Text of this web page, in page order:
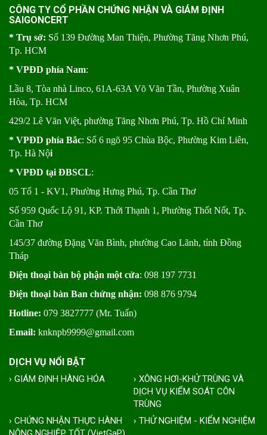
CÔNG TY CỔ PHẦN CHỨNG NHẬN VÀ GIÁM ĐỊNH
SAIGONCERT
* Trụ sở: Số 139 Đường Man Thiện, Phường Tăng Nhơn Phú,
Tp. HCM
* VPĐD phía Nam:
Lầu 8, Tòa nhà Linco, 61A-63A Võ Văn Tần, Phường Xuân
Hòa, Tp. HCM
429/2 Lê Văn Việt, phường Tăng Nhơn Phú, Tp. Hồ Chí Minh
* VPĐD phía Bắc: Số 6 ngõ 95 Chùa Bộc, Phường Kim Liên,
Tp. Hà Nội
* VPĐD tại ĐBSCL:
05 Tổ 1 - KV1, Phường Hưng Phú, Tp. Cần Thơ
Số 959 Quốc Lộ 91, KP. Thới Thạnh 1, Phường Thốt Nốt, Tp.
Cần Thơ
145/37 đường Đặng Văn Bình, phường Cao Lãnh, tỉnh Đồng
Tháp
Điện thoại bàn bộ phận một cửa: 098 197 7731
Điện thoại bàn Ban chứng nhận: 098 876 9794
Hotline: 079 3827777 (Mr. Tuấn)
Email: knknpb9999@gmail.com
DỊCH VỤ NỔI BẬT
› CHỨNG NHẬN THỰC HÀNH
› THỬ NGHIỆM - KIỂM NGHIỆM
› GIÁM ĐỊNH HÀNG HÓA
› XÔNG HƠI-KHỬ TRÙNG VÀ
DỊCH VỤ KIỂM SOÁT CÔN
TRÙNG